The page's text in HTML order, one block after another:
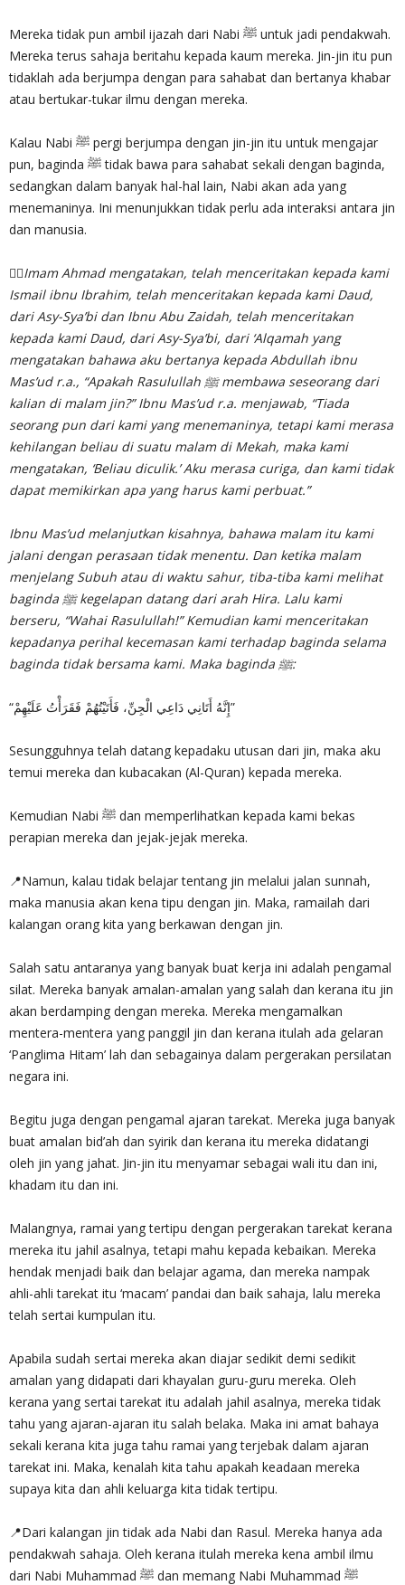
Mereka tidak pun ambil ijazah dari Nabi ﷺ untuk jadi pendakwah.
Mereka terus sahaja beritahu kepada kaum mereka. Jin-jin itu pun
tidaklah ada berjumpa dengan para sahabat dan bertanya khabar
atau bertukar-tukar ilmu dengan mereka.
Kalau Nabi ﷺ pergi berjumpa dengan jin-jin itu untuk mengajar
pun, baginda ﷺ tidak bawa para sahabat sekali dengan baginda,
sedangkan dalam banyak hal-hal lain, Nabi akan ada yang
menemaninya. Ini menunjukkan tidak perlu ada interaksi antara jin
dan manusia.
✍🏻Imam Ahmad mengatakan, telah menceritakan kepada kami
Ismail ibnu Ibrahim, telah menceritakan kepada kami Daud,
dari Asy-Sya’bi dan Ibnu Abu Zaidah, telah menceritakan
kepada kami Daud, dari Asy-Sya’bi, dari ‘Alqamah yang
mengatakan bahawa aku bertanya kepada Abdullah ibnu
Mas’ud r.a., “Apakah Rasulullah ﷺ membawa seseorang dari
kalian di malam jin?” Ibnu Mas’ud r.a. menjawab, “Tiada
seorang pun dari kami yang menemaninya, tetapi kami merasa
kehilangan beliau di suatu malam di Mekah, maka kami
mengatakan, ‘Beliau diculik.’ Aku merasa curiga, dan kami tidak
dapat memikirkan apa yang harus kami perbuat.”
Ibnu Mas’ud melanjutkan kisahnya, bahawa malam itu kami
jalani dengan perasaan tidak menentu. Dan ketika malam
menjelang Subuh atau di waktu sahur, tiba-tiba kami melihat
baginda ﷺ kegelapan datang dari arah Hira. Lalu kami
berseru, “Wahai Rasulullah!” Kemudian kami menceritakan
kepadanya perihal kecemasan kami terhadap baginda selama
baginda tidak bersama kami. Maka baginda ﷺ:
“إِنَّهُ أَتَانِي دَاعِي الْجِنِّ، فَأَتَيْتُهُمْ فَقَرَأْتُ عَلَيْهِمْ”
Sesungguhnya telah datang kepadaku utusan dari jin, maka aku
temui mereka dan kubacakan (Al-Quran) kepada mereka.
Kemudian Nabi ﷺ dan memperlihatkan kepada kami bekas
perapian mereka dan jejak-jejak mereka.
📍Namun, kalau tidak belajar tentang jin melalui jalan sunnah,
maka manusia akan kena tipu dengan jin. Maka, ramailah dari
kalangan orang kita yang berkawan dengan jin.
Salah satu antaranya yang banyak buat kerja ini adalah pengamal
silat. Mereka banyak amalan-amalan yang salah dan kerana itu jin
akan berdamping dengan mereka. Mereka mengamalkan
mentera-mentera yang panggil jin dan kerana itulah ada gelaran
‘Panglima Hitam’ lah dan sebagainya dalam pergerakan persilatan
negara ini.
Begitu juga dengan pengamal ajaran tarekat. Mereka juga banyak
buat amalan bid’ah dan syirik dan kerana itu mereka didatangi
oleh jin yang jahat. Jin-jin itu menyamar sebagai wali itu dan ini,
khadam itu dan ini.
Malangnya, ramai yang tertipu dengan pergerakan tarekat kerana
mereka itu jahil asalnya, tetapi mahu kepada kebaikan. Mereka
hendak menjadi baik dan belajar agama, dan mereka nampak
ahli-ahli tarekat itu ‘macam’ pandai dan baik sahaja, lalu mereka
telah sertai kumpulan itu.
Apabila sudah sertai mereka akan diajar sedikit demi sedikit
amalan yang didapati dari khayalan guru-guru mereka. Oleh
kerana yang sertai tarekat itu adalah jahil asalnya, mereka tidak
tahu yang ajaran-ajaran itu salah belaka. Maka ini amat bahaya
sekali kerana kita juga tahu ramai yang terjebak dalam ajaran
tarekat ini. Maka, kenalah kita tahu apakah keadaan mereka
supaya kita dan ahli keluarga kita tidak tertipu.
📍Dari kalangan jin tidak ada Nabi dan Rasul. Mereka hanya ada
pendakwah sahaja. Oleh kerana itulah mereka kena ambil ilmu
dari Nabi Muhammad ﷺ dan memang Nabi Muhammad ﷺ